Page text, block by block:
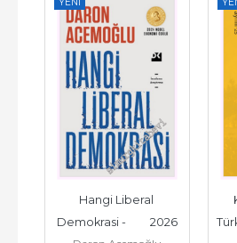
YENI
Hangi Liberal
Demokrasi -         2026